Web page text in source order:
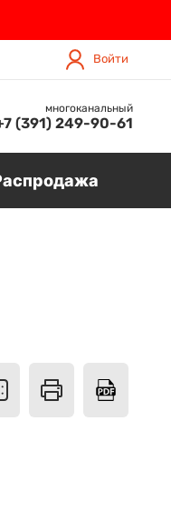
Войти
многоканальный
(391) 249-90-61